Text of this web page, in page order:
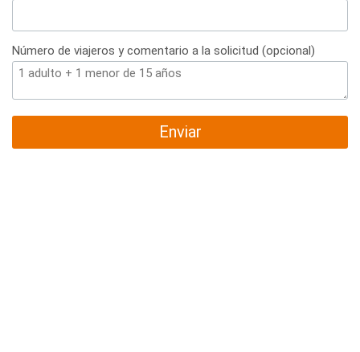
Número de viajeros y comentario a la solicitud (opcional)
Enviar